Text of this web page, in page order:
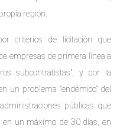
región.
criterios de licitación que
empresas de primera línea a
subcontratistas", y por la
un problema "endémico" del
públicas que
en un máximo de 30 días, en